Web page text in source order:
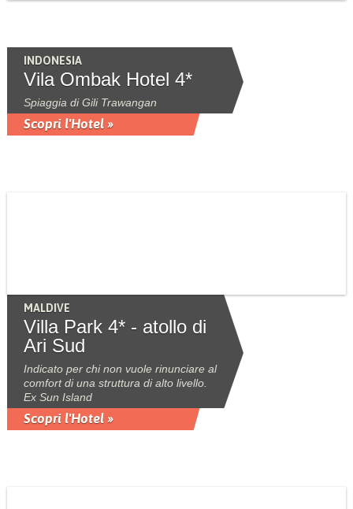
INDONESIA
Vila Ombak Hotel 4*
Spiaggia di Gili Trawangan
Scopri l'Hotel »
MALDIVE
Villa Park 4* - atollo di
Ari Sud
Indicato per chi non vuole rinunciare al
comfort di una struttura di alto livello.
Ex Sun Island
Scopri l'Hotel »